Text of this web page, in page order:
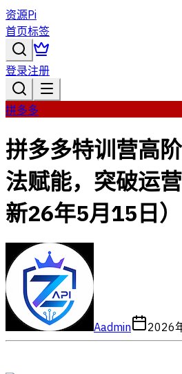
资源Pi
首页标签
登录注册
拼多多
拼多多特训营高
法赋能，突破运
新26年5月15日）
Aadmin 2026